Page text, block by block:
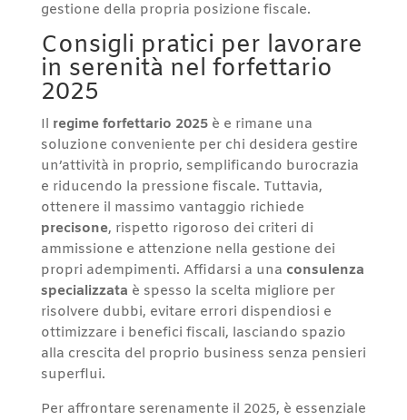
gestione della propria posizione fiscale.
Consigli pratici per lavorare
in serenità nel forfettario
2025
Il regime forfettario 2025è e rimane una
soluzione conveniente per chi desidera gestire
un’attività in proprio, semplificando burocrazia
e riducendo la pressione fiscale. Tuttavia,
ottenere il massimo vantaggio richiede
precisone, rispetto rigoroso dei criteri di
ammissione e attenzione nella gestione dei
propri adempimenti. Affidarsi a una consulenza
specializzata è spesso la scelta migliore per
risolvere dubbi, evitare errori dispendiosi e
ottimizzare i benefici fiscali, lasciando spazio
alla crescita del proprio business senza pensieri
superflui.
Per affrontare serenamente il 2025, è essenziale